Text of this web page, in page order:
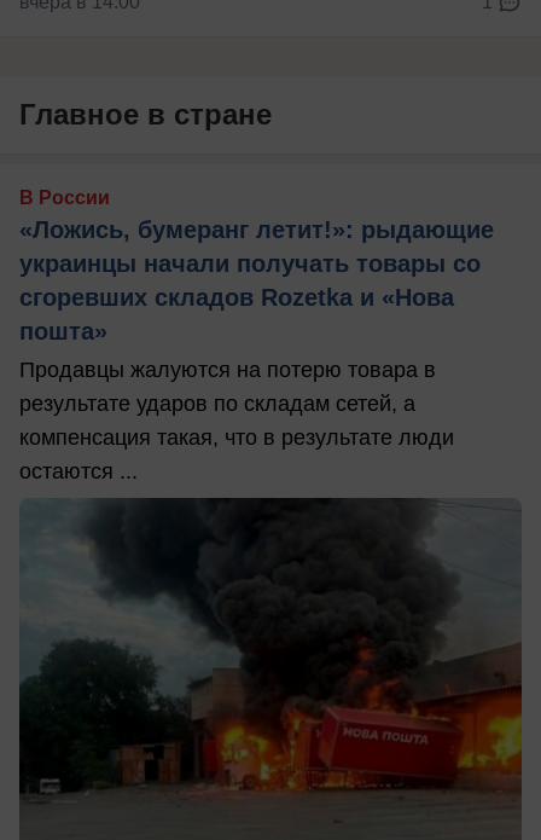
Главное в стране
В России
«Ложись, бумеранг летит!»: рыдающие
украинцы начали получать товары со
сгоревших складов Rozetka и «Нова
пошта»
Продавцы жалуются на потерю товара в
результате ударов по складам сетей, а
компенсация такая, что в результате люди
остаются ...